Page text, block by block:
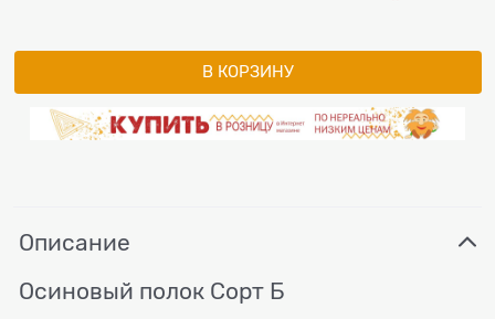
В КОРЗИНУ
Описание
Осиновый полок Сорт Б